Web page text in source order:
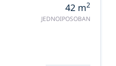
42 m2
JEDNOIPOSOBAN